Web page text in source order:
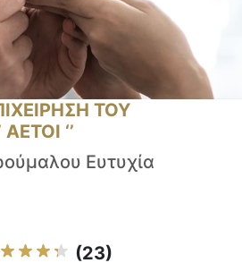
ΤΟΥ
‘’
Ευτυχία
(23)